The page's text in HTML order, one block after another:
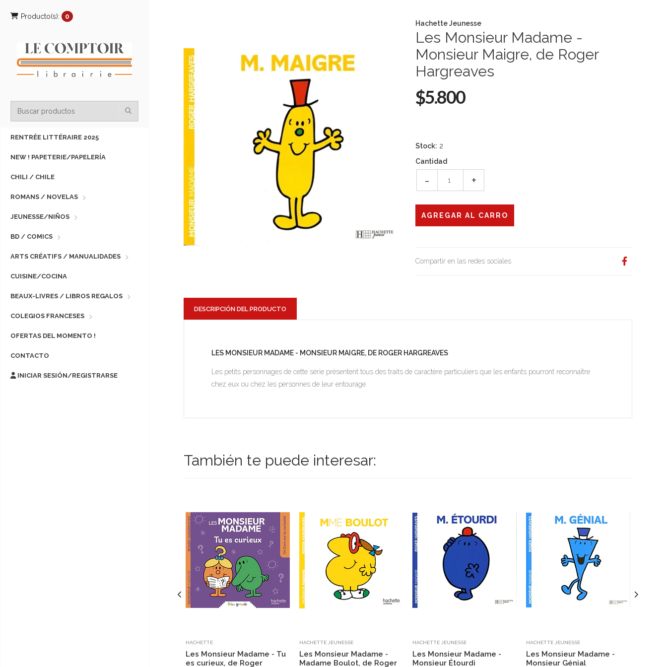
Producto(s): 0
RENTRÉE LITTÉRAIRE 2025
NEW ! PAPETERIE/PAPELERÍA
CHILI / CHILE
ROMANS / NOVELAS
JEUNESSE/NIÑOS
BD / COMICS
ARTS CRÉATIFS / MANUALIDADES
CUISINE/COCINA
BEAUX-LIVRES / LIBROS REGALOS
COLEGIOS FRANCESES
OFERTAS DEL MOMENTO !
CONTACTO
INICIAR SESIÓN/REGISTRARSE
Hachette Jeunesse
Les Monsieur Madame -
Monsieur Maigre, de Roger
Hargreaves
$5.800
Stock: 2
Cantidad
- +
Compartir en las redes sociales
DESCRIPCIÓN DEL PRODUCTO
LES MONSIEUR MADAME - MONSIEUR MAIGRE, DE ROGER HARGREAVES
Les petits personnages de cette série présentent tous des traits de caractère particuliers que les enfants pourront reconnaître
chez eux ou chez les personnes de leur entourage.
También te puede interesar:
HACHETTE
Les Monsieur Madame - Tu
es curieux, de Roger
HACHETTE JEUNESSE
Les Monsieur Madame -
Madame Boulot, de Roger
HACHETTE JEUNESSE
Les Monsieur Madame -
Monsieur Étourdi
HACHETTE JEUNESSE
Les Monsieur Madame -
Monsieur Génial